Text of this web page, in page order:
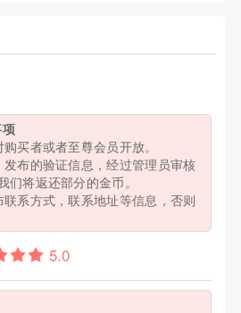
买者或者至尊会员开放。
布的验证信息，经过管理员审核
们将返还部分的金币。
系方式，联系地址等信息，否则